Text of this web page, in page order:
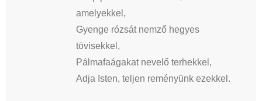
amelyekkel,
Gyenge rózsát nemző hegyes
tövisekkel,
Pálmafaágakat nevelő terhekkel,
Adja Isten, teljen reményünk ezekkel.